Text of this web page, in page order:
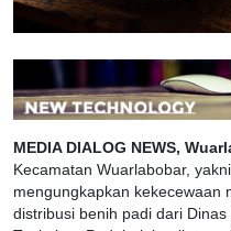
MEDIA DIALOG NEWS,
Kecamatan Wuarlabobar,
mengungkapkan kekecewaan
distribusi benih padi dari